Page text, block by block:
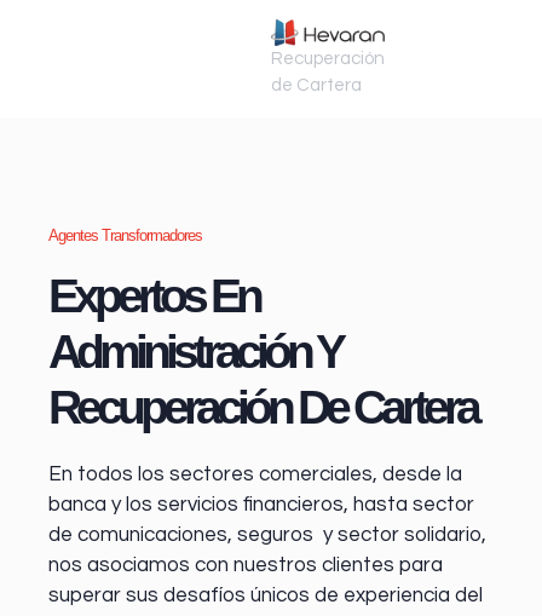
Recuperación
de Cartera
Agentes Transformadores
Expertos En
Administración Y
Recuperación De Cartera
En todos los sectores comerciales, desde la
banca y los servicios financieros, hasta sector
de comunicaciones, seguros y sector solidario,
nos asociamos con nuestros clientes para
superar sus desafíos únicos de experiencia del